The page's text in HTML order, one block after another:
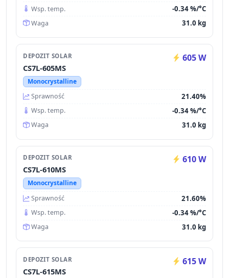
Wsp. temp. -0.34 %/°C
Waga 31.0 kg
DEPOZIT SOLAR 605 W
CS7L-605MS
Monocrystalline
Sprawność
21.40%
Wsp. temp. -0.34 %/°C
Waga 31.0 kg
DEPOZIT SOLAR 610 W
CS7L-610MS
Monocrystalline
Sprawność
21.60%
Wsp. temp. -0.34 %/°C
Waga 31.0 kg
DEPOZIT SOLAR 615 W
CS7L-615MS